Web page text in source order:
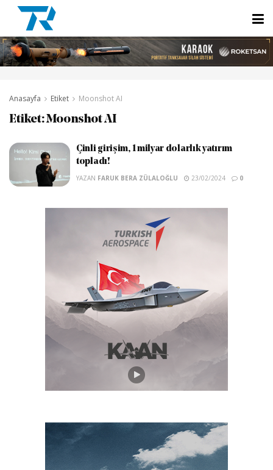
Anasayfa Etiket Moonshot AI
Etiket:Moonshot AI
Çinli girişim, 1 milyar dolarlık yatırım
topladı!
YAZAN FARUK BERA ZÜLALOĞLU 23/02/2024 0